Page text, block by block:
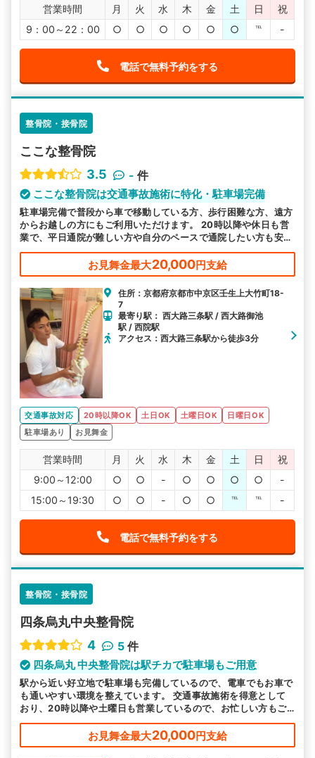
営業時間 月 火 水 木 金 土 日
祝
9：00～22：00
○ ○ ○ ○ ○ ○ ℡ -
電話で無料予約をする
整骨院・接骨院
ここな整骨院
3.5
- 件
ここな整骨院は交通事故施術に特化・駐車場完備
駐車場完備で普段から車で移動している方、歩行困難な方、遠方
からお越しの方にもご利用いただけます。 20時以降や休日も営
業で、平日通院が難しい方や自分のペースで通院したい方も安心
です。 むち打ち等、交通事故後の各症状に対応しております。
お見舞金最大20,000円支給
住所：京都府京都市中京区壬生上大竹町18-
7
最寄り駅： 西大路三条駅 / 西大路御池
駅 / 西院駅
アクセス：西大路三条駅から徒歩3分
交通事故対応 20時以降OK 土日OK 土曜日OK
日曜日OK
駐車場あり
お見舞金
営業時間 月 火 水 木 金 土 日
祝
9:00～12:00
○ ○ - ○ ○ ○ ○
-
15:00～19:30
○ ○ - ○ ○ ℡ ℡ -
電話で無料予約をする
整骨院・接骨院
四条烏丸中央整骨院
4
5 件
四条烏丸 中央整骨院は駅チカで駐車場もご用意
駅から近い好立地で駐車場も完備しているので、電車でもお車で
も通いやすい環境を整えています。 交通事故施術を得意として
おり、20時以降や土曜日も営業しているので、お忙しい方もご
都合に合わせてお越しいただけます。
お見舞金最大20,000円支給